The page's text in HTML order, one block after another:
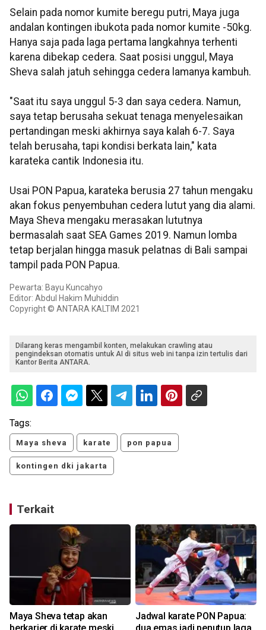
Selain pada nomor kumite beregu putri, Maya juga
andalan kontingen ibukota pada nomor kumite -50kg.
Hanya saja pada laga pertama langkahnya terhenti
karena dibekap cedera. Saat posisi unggul, Maya
Sheva salah jatuh sehingga cedera lamanya kambuh.
"Saat itu saya unggul 5-3 dan saya cedera. Namun,
saya tetap berusaha sekuat tenaga menyelesaikan
pertandingan meski akhirnya saya kalah 6-7. Saya
telah berusaha, tapi kondisi berkata lain," kata
karateka cantik Indonesia itu.
Usai PON Papua, karateka berusia 27 tahun mengaku
akan fokus penyembuhan cedera lutut yang dia alami.
Maya Sheva mengaku merasakan lututnya
bermasalah saat SEA Games 2019. Namun lomba
tetap berjalan hingga masuk pelatnas di Bali sampai
tampil pada PON Papua.
Pewarta: Bayu Kuncahyo
Editor: Abdul Hakim Muhiddin
Copyright © ANTARA KALTIM 2021
Dilarang keras mengambil konten, melakukan crawling atau
pengindeksan otomatis untuk AI di situs web ini tanpa izin tertulis dari
Kantor Berita ANTARA.
Tags:
Maya sheva karate pon papua
kontingen dki jakarta
Terkait
Maya Sheva tetap akan
Jadwal karate PON Papua: